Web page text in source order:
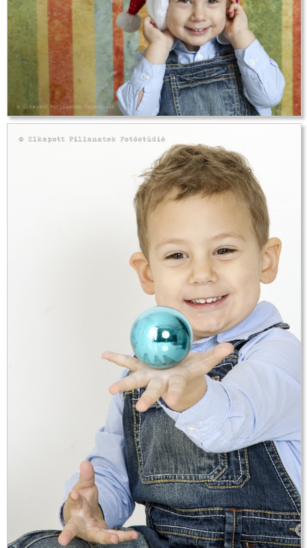
Születésnapi fotózás [2]
Karácsonyi fotózás [20]
Nyuszis fotózás [1]
Kapcsolat